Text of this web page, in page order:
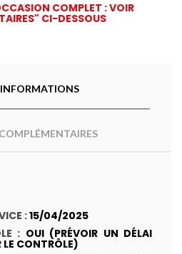
COMPLET : VOIR
CI-DESSOUS
:15/04/2025
: OUI (PRÉVOIR UN DÉLAI
LE CONTRÔLE)